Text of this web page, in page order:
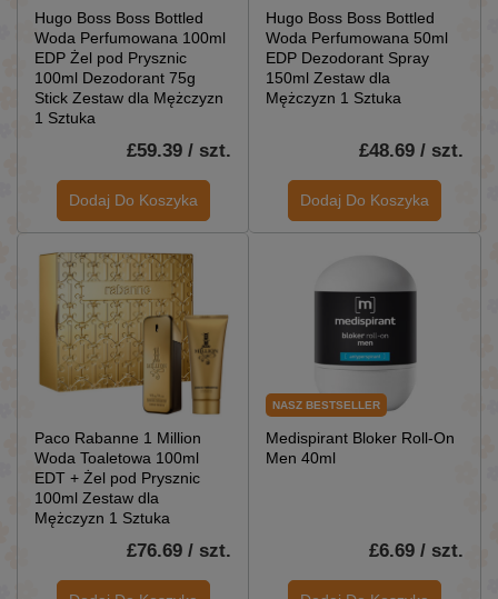
Hugo Boss Boss Bottled
Woda Perfumowana 100ml
EDP Żel pod Prysznic
100ml Dezodorant 75g
Stick Zestaw dla Mężczyzn
1 Sztuka
£59.39 / szt.
Dodaj Do Koszyka
Hugo Boss Boss Bottled
Woda Perfumowana 50ml
EDP Dezodorant Spray
150ml Zestaw dla
Mężczyzn 1 Sztuka
£48.69 / szt.
Dodaj Do Koszyka
Paco Rabanne 1 Million
Woda Toaletowa 100ml
EDT + Żel pod Prysznic
100ml Zestaw dla
Mężczyzn 1 Sztuka
£76.69 / szt.
NASZ BESTSELLER
Medispirant Bloker Roll-On
Men 40ml
£6.69 / szt.